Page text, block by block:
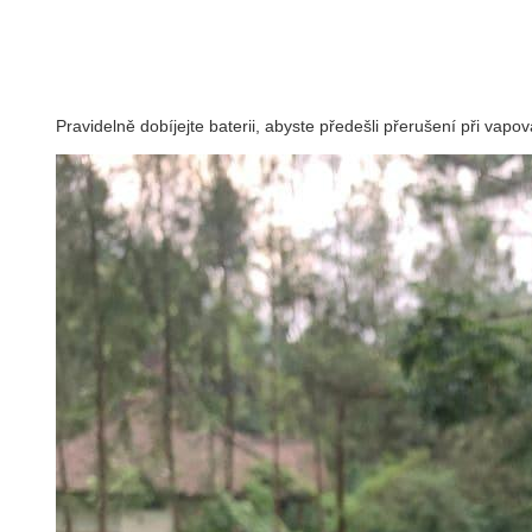
Pravidelně dobíjejte baterii, abyste předešli přerušení při